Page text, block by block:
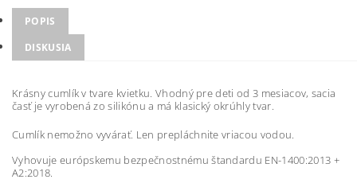
POPIS
DISKUSIA
Krásny cumlík v tvare kvietku. Vhodný pre deti od 3 mesiacov, sacia
časť je vyrobená zo silikónu a má klasický okrúhly tvar.
Cumlík nemožno vyvárať. Len prepláchnite vriacou vodou.
Vyhovuje európskemu bezpečnostnému štandardu EN-1400:2013 +
A2:2018.